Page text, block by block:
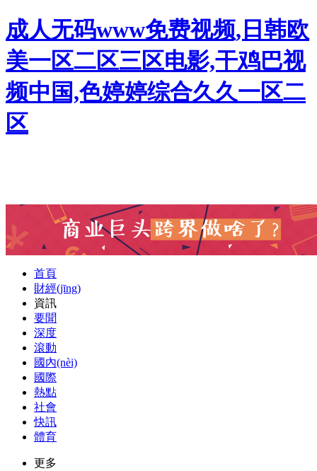
成人无码www免费视频,日韩欧
美一区二区三区电影,干鸡巴视
频中国,色婷婷综合久久一区二
区
首頁
財經(jīng)
資訊
要聞
深度
滾動
國內(nèi)
國際
熱點
社會
快訊
體育
更多